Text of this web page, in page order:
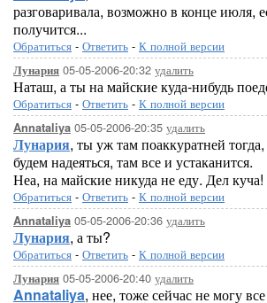
разговаривала, возможно в конце июля,
получится...
Обратиться - Ответить - К полной версии
Лунария 05-05-2006-20:32 удалить
Наташ, а ты на майские куда-нибудь
Обратиться - Ответить - К полной версии
Annataliya 05-05-2006-20:35 удалить
Лунария, ты уж там поаккуратней
будем надеяться, там все и устаканится.
Неа, на майские никуда не еду. Дел куча!
Обратиться - Ответить - К полной версии
Annataliya 05-05-2006-20:36 удалить
Лунария, а ты?
Обратиться - Ответить - К полной версии
Лунария 05-05-2006-20:40 удалить
Annataliya, нее, тоже сейчас не могу